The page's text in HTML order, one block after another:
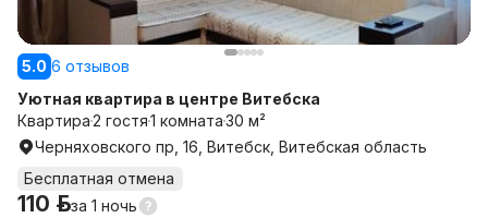
5.0 6 отзывов
Уютная квартира в центре Витебска
Квартира2 гостя1 комната30 м²
Черняховского пр, 16, Витебск, Витебская область
Бесплатная отмена
110 р.за 1 ночь